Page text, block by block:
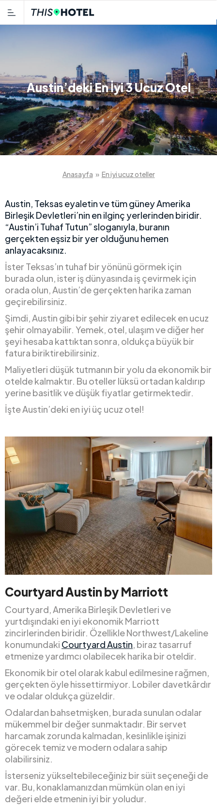
Austin’deki En İyi 3 Ucuz Otel
Anasayfa » En iyi ucuz oteller
Austin, Teksas eyaletin ve tüm güney Amerika
Birleşik Devletleri’nin en ilginç yerlerinden biridir.
“Austin’i Tuhaf Tutun” sloganıyla, buranın
gerçekten eşsiz bir yer olduğunu hemen
anlayacaksınız.
İster Teksas’ın tuhaf bir yönünü görmek için
burada olun, ister iş dünyasında iş çevirmek için
orada olun, Austin’de gerçekten harika zaman
geçirebilirsiniz.
Şimdi, Austin gibi bir şehir ziyaret edilecek en ucuz
şehir olmayabilir. Yemek, otel, ulaşım ve diğer her
şeyi hesaba kattıktan sonra, oldukça büyük bir
fatura biriktirebilirsiniz.
Maliyetleri düşük tutmanın bir yolu da ekonomik bir
otelde kalmaktır. Bu oteller lüksü ortadan kaldırıp
yerine basitlik ve düşük fiyatlar getirmektedir.
İşte Austin’deki en iyi üç ucuz otel!
Courtyard Austin by Marriott
Courtyard, Amerika Birleşik Devletleri ve
yurtdışındaki en iyi ekonomik Marriott
zincirlerinden biridir. Özellikle Northwest/Lakeline
konumundaki Courtyard Austin, biraz tasarruf
etmenize yardımcı olabilecek harika bir oteldir.
Ekonomik bir otel olarak kabul edilmesine rağmen,
gerçekten öyle hissettirmiyor. Lobiler davetkârdır
ve odalar oldukça güzeldir.
Odalardan bahsetmişken, burada sunulan odalar
mükemmel bir değer sunmaktadır. Bir servet
harcamak zorunda kalmadan, kesinlikle işinizi
görecek temiz ve modern odalara sahip
olabilirsiniz.
İsterseniz yükseltebileceğiniz bir süit seçeneği de
var. Bu, konaklamanızdan mümkün olan en iyi
değeri elde etmenin iyi bir yoludur.